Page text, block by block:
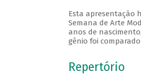
Esta apresentação
Semana de Arte
anos de
gênio foi
Repertório